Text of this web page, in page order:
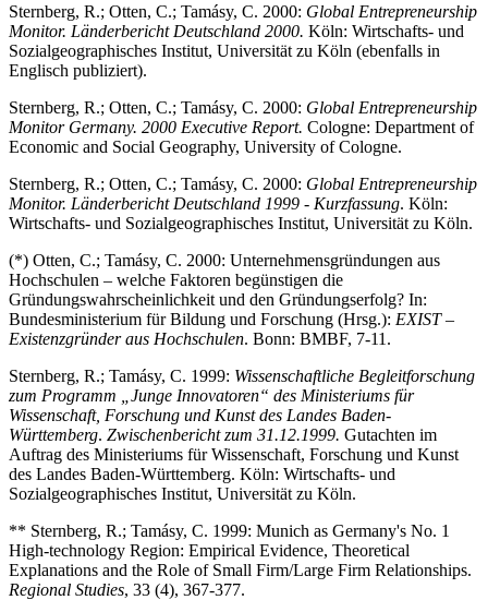
Sternberg, R.; Otten, C.; Tamásy, C. 2000: Global Entrepreneurship
Monitor. Länderbericht Deutschland 2000. Köln: Wirtschafts- und
Sozialgeographisches Institut, Universität zu Köln (ebenfalls in
Englisch publiziert).
Sternberg, R.; Otten, C.; Tamásy, C. 2000: Global Entrepreneurship
Monitor Germany. 2000 Executive Report. Cologne: Department of
Economic and Social Geography, University of Cologne.
Sternberg, R.; Otten, C.; Tamásy, C. 2000: Global Entrepreneurship
Monitor. Länderbericht Deutschland 1999 - Kurzfassung. Köln:
Wirtschafts- und Sozialgeographisches Institut, Universität zu Köln.
(*) Otten, C.; Tamásy, C. 2000: Unternehmensgründungen aus
Hochschulen – welche Faktoren begünstigen die
Gründungswahrscheinlichkeit und den Gründungserfolg? In:
Bundesministerium für Bildung und Forschung (Hrsg.): EXIST –
Existenzgründer aus Hochschulen. Bonn: BMBF, 7-11.
Sternberg, R.; Tamásy, C. 1999: Wissenschaftliche Begleitforschung
zum Programm „Junge Innovatoren“ des Ministeriums für
Wissenschaft, Forschung und Kunst des Landes Baden-
Württemberg. Zwischenbericht zum 31.12.1999. Gutachten im
Auftrag des Ministeriums für Wissenschaft, Forschung und Kunst
des Landes Baden-Württemberg. Köln: Wirtschafts- und
Sozialgeographisches Institut, Universität zu Köln.
** Sternberg, R.; Tamásy, C. 1999: Munich as Germany's No. 1
High-technology Region: Empirical Evidence, Theoretical
Explanations and the Role of Small Firm/Large Firm Relationships.
Regional Studies, 33 (4), 367-377.